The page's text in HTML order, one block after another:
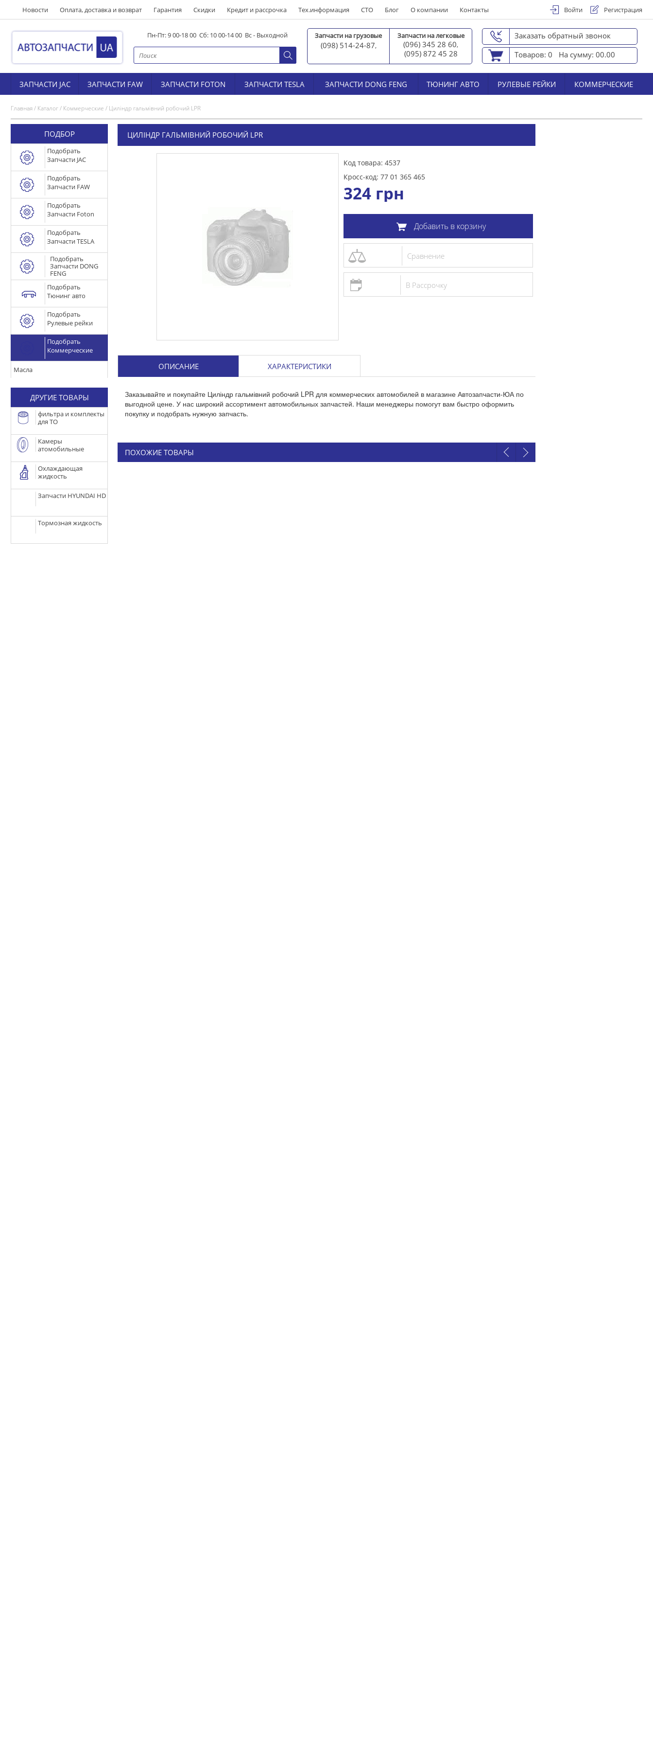
Новости Оплата, доставка и возврат Гарантия Скидки Кредит и рассрочка Тех.информация СТО Блог О компании Контакты Войти Регистрация
Пн-Пт: 9 00-18 00 Сб: 10 00-14 00 Вс - Выходной Запчасти на грузовые
(098) 514-24-87,
Запчасти на легковые
(096) 345 28 60,
(095) 872 45 28
Заказать обратный звонок
Товаров: 0
На сумму: 00.00
ЗАПЧАСТИ JAC ЗАПЧАСТИ FAW ЗАПЧАСТИ FOTON ЗАПЧАСТИ TESLA ЗАПЧАСТИ DONG FENG ТЮНИНГ АВТО РУЛЕВЫЕ РЕЙКИ КОММЕРЧЕСКИЕ
Главная/ Каталог/ Коммерческие / Циліндр гальмівний робочий LPR
ПОДБОР
Подобрать
Запчасти JAC
Подобрать
Запчасти FAW
Подобрать
Запчасти Foton
Подобрать
Запчасти TESLA
Подобрать
Запчасти DONG
FENG
Подобрать
Тюнинг авто
Подобрать
Рулевые рейки
Подобрать
Коммерческие
Масла
ДРУГИЕ ТОВАРЫ
фильтра и комплекты
для ТО
Камеры
атомобильные
Охлаждающая
жидкость
Запчасти HYUNDAI HD
Тормозная жидкость
ЦИЛІНДР ГАЛЬМІВНИЙ РОБОЧИЙ LPR
Код товара: 4537
Кросс-код: 77 01 365 465
324 грн
Добавить в корзину
Сравнение
В Рассрочку
ОПИСАНИЕ ХАРАКТЕРИСТИКИ
Заказывайте и покупайте Циліндр гальмівний робочий LPR для коммерческих автомобилей в магазине Автозапчасти-ЮА по
выгодной цене. У нас широкий ассортимент автомобильных запчастей. Наши менеджеры помогут вам быстро оформить
покупку и подобрать нужную запчасть.
ПОХОЖИЕ ТОВАРЫ